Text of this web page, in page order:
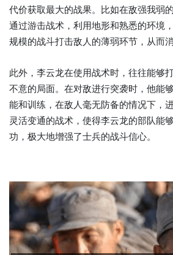
代价获取最大的战果。比如在敌强我弱
通过游击战术，利用地形和熟悉的环境
规模的战斗打击敌人的薄弱环节，从而消
此外，李云龙在使用战术时，往往能够
不意的局面。在对敌进行突袭时，他能
能和训练，在敌人毫无防备的情况下，
灵活变通的战术，使得李云龙的部队能
功，极大地增强了士兵的战斗信心。